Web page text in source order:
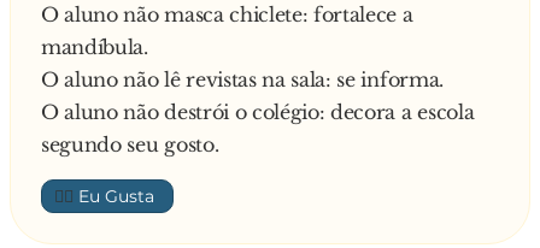
O aluno não masca chiclete: fortalece a
mandíbula.
O aluno não lê revistas na sala: se informa.
O aluno não destrói o colégio: decora a escola
segundo seu gosto.
👍🏼